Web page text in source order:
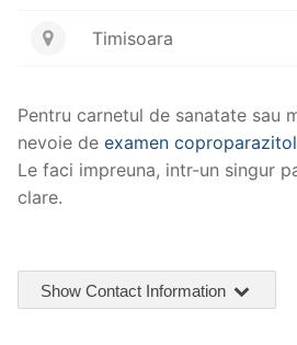
Timisoara
Pentru carnetul de sanatate sau
nevoie de examen
Le faci impreuna, intr-un singur
clare.
Show Contact Information